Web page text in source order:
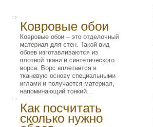
Ковровые обои
Ковровые обои – это отделочный
материал для стен. Такой вид
обоев изготавливаются из
плотной ткани и синтетического
ворса. Ворс вплетается в
тканевую основу специальными
иглами и получается материал,
напоминающий тонкий…
Как посчитать
сколько нужно